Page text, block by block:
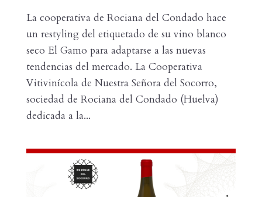
La cooperativa de Rociana del Condado hace
un restyling del etiquetado de su vino blanco
seco El Gamo para adaptarse a las nuevas
tendencias del mercado. La Cooperativa
Vitivinícola de Nuestra Señora del Socorro,
sociedad de Rociana del Condado (Huelva)
dedicada a la...